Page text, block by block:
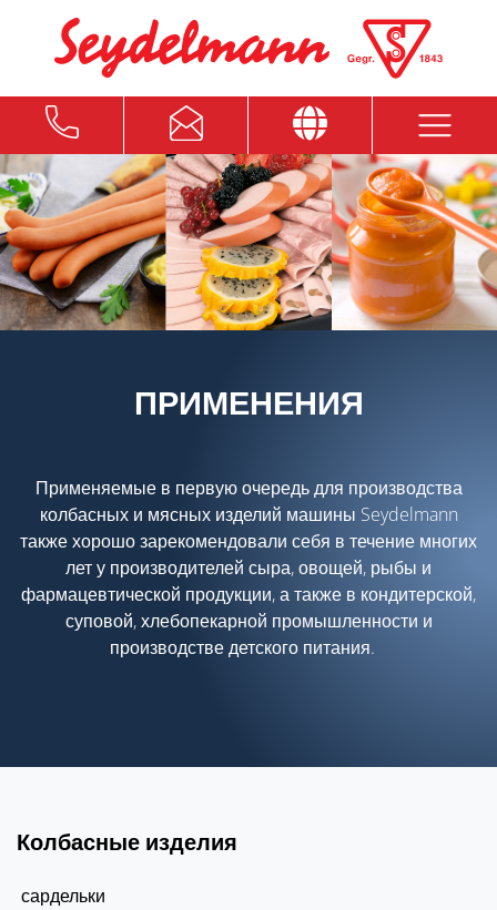
ПРИМЕНЕНИЯ
Применяемые в первую очередь для производства
колбасных и мясных изделий машины Seydelmann
также хорошо зарекомендовали себя в течение многих
лет у производителей сыра, овощей, рыбы и
фармацевтической продукции, а также в кондитерской,
суповой, хлебопекарной промышленности и
производстве детского питания.
Колбасные изделия
сардельки